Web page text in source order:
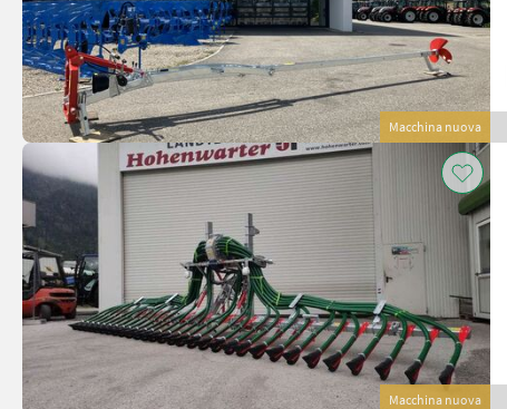
Macchina nuova
Macchina nuova